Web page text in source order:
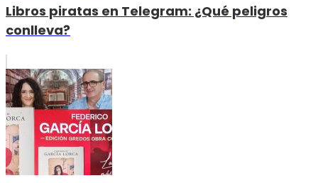
Libros piratas en Telegram: ¿Qué peligros
conlleva?